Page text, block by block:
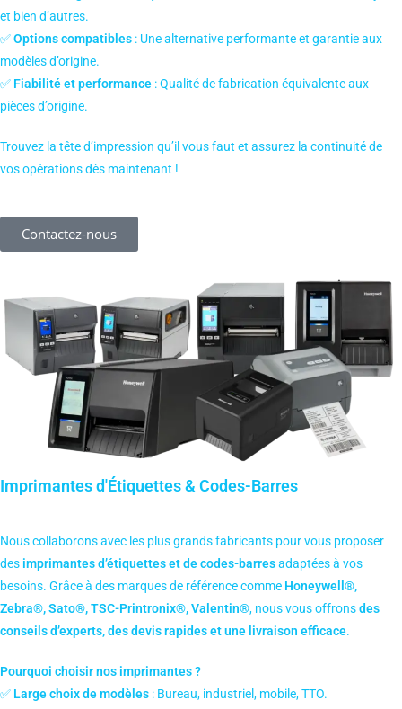
et bien d’autres.
✅Options compatibles : Une alternative performante et garantie aux
modèles d’origine.
✅ Fiabilité et performance : Qualité de fabrication équivalente aux
pièces d’origine.
Trouvez la tête d’impression qu’il vous faut et assurez la continuité de
vos opérations dès maintenant !
Contactez-nous
Imprimantes d'Étiquettes & Codes-Barres
Nous collaborons avec les plus grands fabricants pour vous proposer
des imprimantes d’étiquettes et de codes-barresadaptées à vos
besoins. Grâce à des marques de référence comme Honeywell®,
Zebra®, Sato®, TSC-Printronix®, Valentin®, nous vous offronsdes
conseils d’experts, des devis rapides et une livraison efficace.
Pourquoi choisir nos imprimantes ?
✅ Large choix de modèles : Bureau, industriel, mobile, TTO.